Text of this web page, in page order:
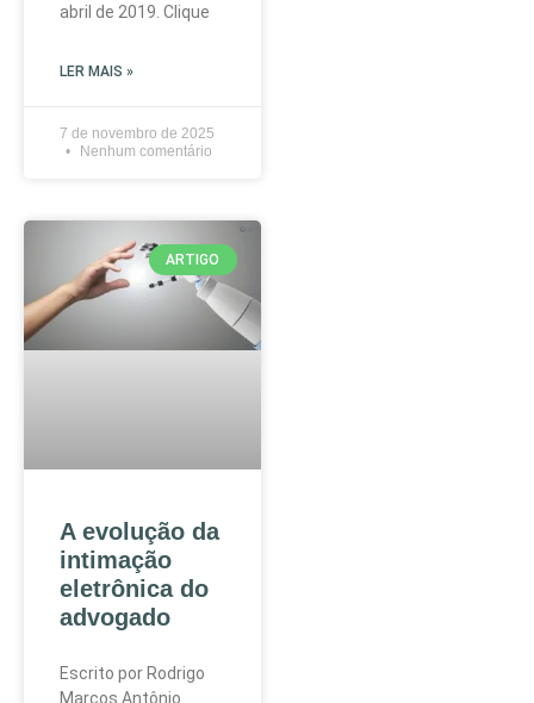
abril de 2019. Clique
LER MAIS »
7 de novembro de 2025
Nenhum comentário
ARTIGO
A evolução da
intimação
eletrônica do
advogado
Escrito por Rodrigo
Marcos Antônio